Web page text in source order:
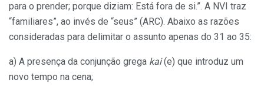
para o prender; porque diziam: Está fora de si.”. A NVI traz
“familiares”, ao invés de “seus” (ARC). Abaixo as razões
consideradas para delimitar o assunto apenas do 31 ao 35:
a) A presença da conjunção grega kai(e) que introduz um
novo tempo na cena;